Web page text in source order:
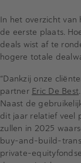
In het overzicht
de eerste plaats.
deals wist af te
hogere totale
“Dankzij onze
partner Eric De Best
Naast de
dit jaar relatief veel
zullen in 2025
buy-and-build-
private-